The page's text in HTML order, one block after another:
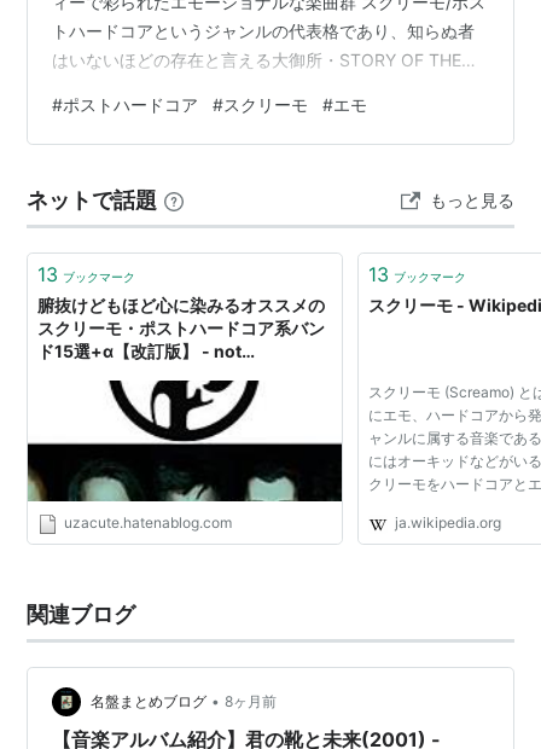
トハードコアというジャンルの代表格であり、知らぬ者
はいないほどの存在と言える大御所・STORY OF THE
すから、本作においても何の心配もない、非常にクオリ
ティーの高いポストハードコアを展開してくれていま
がら、エモに通じるポップさをクリアなヴォーカルが歌
い上げる。安心安定の出来栄えですね。 全体通してメタ
リックな破壊力や突進力は控…
#ポストハードコア #スクリーモ #エモ
ネットで話題 もっと見る
13 ブックマーク
腑抜けどもほど心に染みるオススメの
スクリーモ・ポストハードコア系バン
ド15選+α【改訂版】 - not
uzacute.hatenablog.com
13 ブックマーク
スクリーモ -
スクリーモ (Screamo) と
にエモ、ハードコアから
ャンルに属する音楽であ
にはオーキッドなどがい
クリーモをハードコアと
チャーは、このジャンル
ja.wikipedia.org
関連ブログ
名盤まとめブログ • 8ヶ月前
【音楽アルバム紹介】君の靴と未来(2001) -